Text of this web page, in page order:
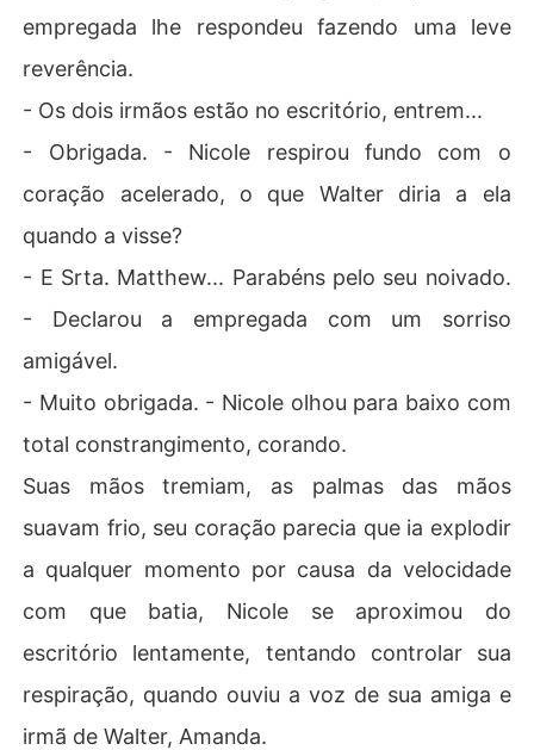
empregada lhe respondeu fazendo uma leve
reverência.
- Os dois irmãos estão no escritório, entrem...
- Obrigada. - Nicole respirou fundo com o
coração acelerado, o que Walter diria a ela
quando a visse?
- E Srta. Matthew... Parabéns pelo seu noivado.
- Declarou a empregada com um sorriso
amigável.
- Muito obrigada. - Nicole olhou para baixo com
total constrangimento, corando.
Suas mãos tremiam, as palmas das mãos
suavam frio, seu coração parecia que ia explodir
a qualquer momento por causa da velocidade
com que batia, Nicole se aproximou do
escritório lentamente, tentando controlar sua
respiração, quando ouviu a voz de sua amiga e
irmã de Walter, Amanda.